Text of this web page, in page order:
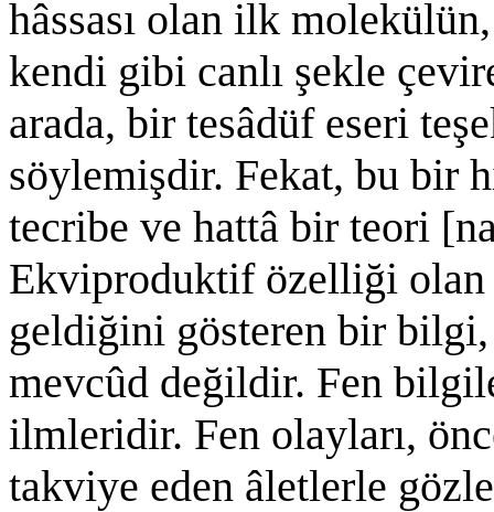
hâssası olan ilk
kendi gibi canlı şekle
arada, bir tesâdüf eseri
söylemişdir. Fekat, bu bir
tecribe ve hattâ bir teori
Ekviproduktif özelliği olan
geldiğini gösteren bir
mevcûd değildir. Fen
ilmleridir. Fen olayları,
takviye eden âletlerle